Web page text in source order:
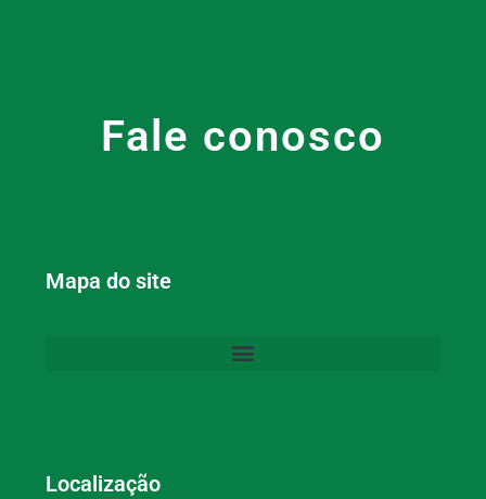
Fale conosco
Mapa do site
Localização